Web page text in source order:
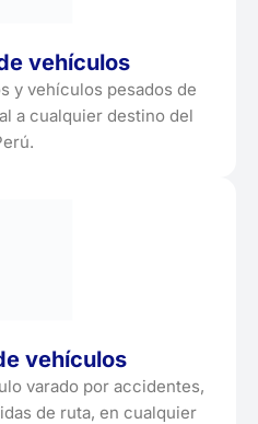
vehículos
y vehículos pesados de
a cualquier destino del
vehículos
varado por accidentes,
de ruta, en cualquier